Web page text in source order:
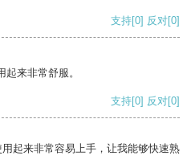
支持[0] 反对[0]
来非常舒服。
支持[0] 反对[0]
起来非常容易上手，让我能够快速熟